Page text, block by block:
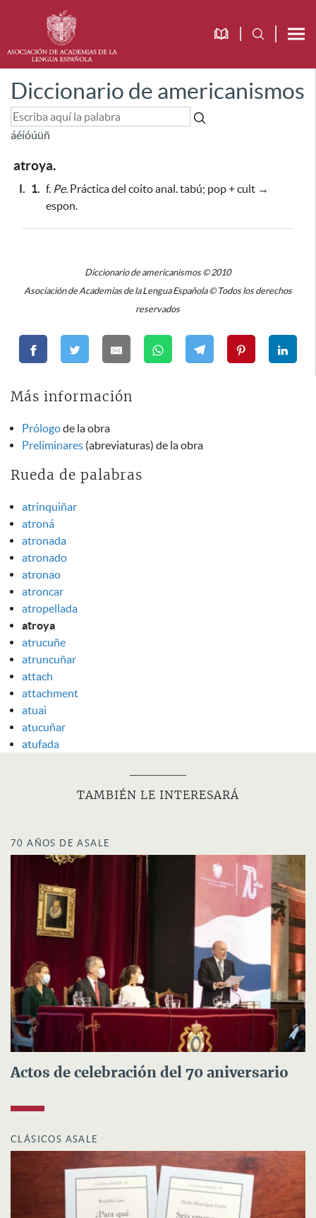
Diccionario de americanismos
áéíóúüñ
atroya.
I. 1. f. Pe. Práctica del coito anal. tabú; pop + cult →
espon.
Diccionario de americanismos © 2010
Asociación de Academias de la Lengua Española © Todos los derechos
reservados
Más información
Prólogode la obra
Preliminares (abreviaturas) de la obra
Rueda de palabras
atrinquiñar
atroná
atronada
atronado
atronao
atroncar
atropellada
atroya
atrucuñe
atruncuñar
attach
attachment
atuai
atucuñar
atufada
TAMBIÉN LE INTERESARÁ
70 AÑOS DE ASALE
Actos de celebración del 70 aniversario
CLÁSICOS ASALE